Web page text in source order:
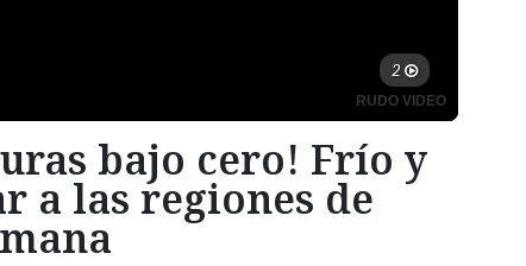
bajo cero! Frío y
a las regiones de